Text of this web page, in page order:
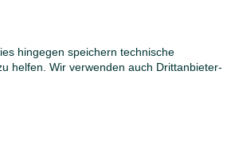
hingegen speichern technische
helfen. Wir verwenden auch Drittanbieter-